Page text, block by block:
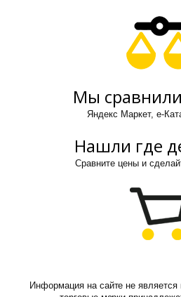
Мы
Яндекс Маркет, е-
Нашли где
Сравните цены и
Информация на сайте не